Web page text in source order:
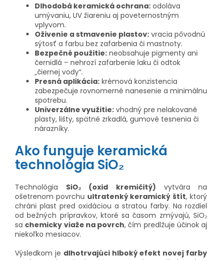
Dlhodobá keramická ochrana: odoláva
umývaniu, UV žiareniu aj poveternostným
vplyvom.
Oživenie a stmavenie plastov: vracia pôvodnú
sýtosť a farbu bez zafarbenia či mastnoty.
Bezpečné použitie: neobsahuje pigmenty ani
černidlá – nehrozí zafarbenie laku či odtok
„čiernej vody“.
Presná aplikácia: krémová konzistencia
zabezpečuje rovnomerné nanesenie a minimálnu
spotrebu.
Univerzálne využitie: vhodný pre nelakované
plasty, lišty, spätné zrkadlá, gumové tesnenia či
nárazníky.
Ako funguje keramická
technológia SiO₂
Technológia SiO₂ (oxid kremičitý) vytvára na
ošetrenom povrchu ultratenký keramický štít, ktorý
chráni plast pred oxidáciou a stratou farby. Na rozdiel
od bežných prípravkov, ktoré sa časom zmývajú, SiO₂
sa chemicky viaže na povrch, čím predlžuje účinok aj
niekoľko mesiacov.
Výsledkom je dlhotrvajúci hlboký efekt novej farby